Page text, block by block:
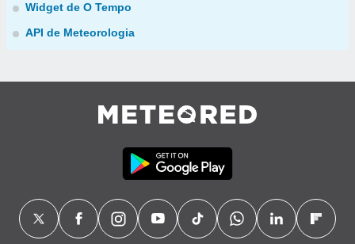
Widget de O Tempo
API de Meteorologia